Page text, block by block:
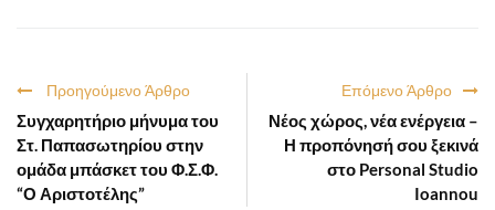
Επόμενο Άρθρο
Νέος χώρος, νέα ενέργεια –
Η προπόνησή σου ξεκινά
στο Personal Studio
Ioannou
Προηγούμενο Άρθρο
Συγχαρητήριο μήνυμα του
Στ. Παπασωτηρίου στην
ομάδα μπάσκετ του Φ.Σ.Φ.
“Ο Αριστοτέλης”